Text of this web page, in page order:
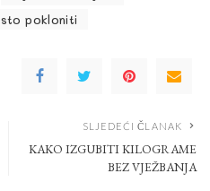
sto pokloniti
SLJEDEĆI ČLANAK
KAKO IZGUBITI KILOGRAME
BEZ VJEŽBANJA